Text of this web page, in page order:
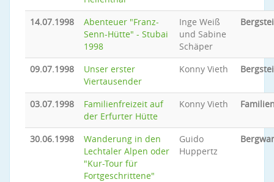
14.07.1998
Abenteuer "Franz-
Senn-Hütte" - Stubai
1998
Inge Weiß
und Sabine
Schäper
09.07.1998
Unser erster
Viertausender
Konny Vieth
03.07.1998
Familienfreizeit auf
der Erfurter Hütte
Konny Vieth
30.06.1998
Wanderung in den
Lechtaler Alpen oder
"Kur-Tour für
Fortgeschrittene"
Guido
Huppertz